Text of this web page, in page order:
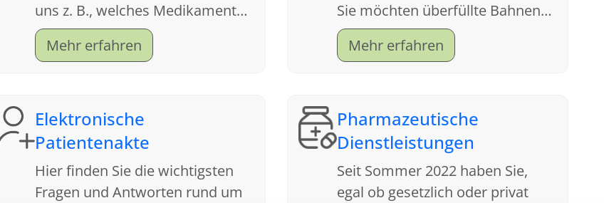
uns z. B., welches Medikament
Ihnen letztes Jahr bei der Grippe
geholfen hat.
Mehr erfahren
Sie möchten überfüllte Bahnen
meiden und sich die
nervenzehrende Parkplatzsuche
Mehr erfahren
Elektronische
Patientenakte
Hier finden Sie die wichtigsten
Fragen und Antworten rund um
Pharmazeutische
Dienstleistungen
Seit Sommer 2022 haben Sie,
egal ob gesetzlich oder privat